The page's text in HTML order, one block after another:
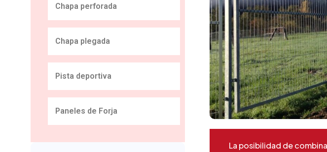
Chapa perforada
Chapa plegada
Pista deportiva
Paneles de Forja
La posibilidad de